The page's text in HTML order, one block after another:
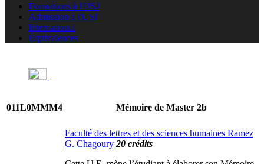
Formations à l'USJ
Admission à l'USJ
International
Équivalences
011L0MMM4 Mémoire de Master 2b
Faculté des lettres et des sciences humaines Ramez
G. Chagoury 20 crédits